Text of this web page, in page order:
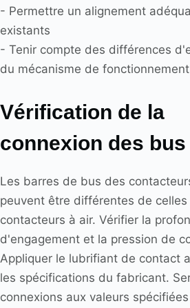
- Permettre un alignement
existants
- Tenir compte des différences
du mécanisme de fonctionnement
Vérification de la
connexion des bus
Les barres de bus des
peuvent être différentes de celles
contacteurs à air. Vérifier la
d'engagement et la pression de
Appliquer le lubrifiant de contact
les spécifications du fabricant.
connexions aux valeurs